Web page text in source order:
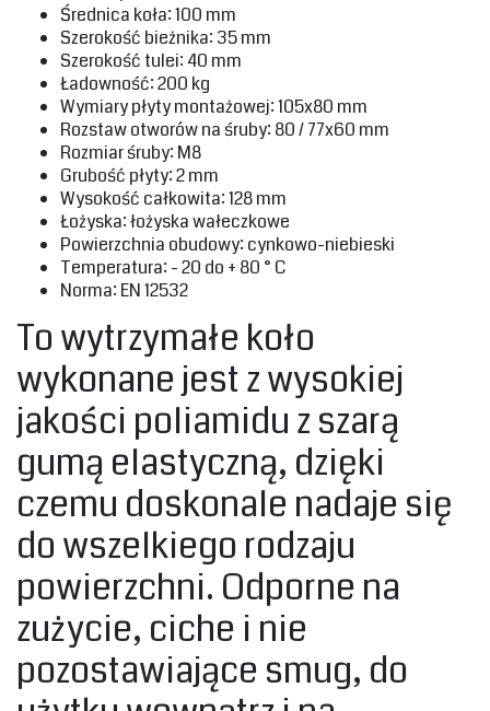
‎Średnica koła: 100 mm‎
‎Szerokość bieżnika: 35 mm‎
‎Szerokość tulei: 40 mm‎
‎Ładowność: 200 kg‎
‎Wymiary płyty montażowej: 105x80 mm‎
‎Rozstaw otworów na śruby: 80 / 77x60 mm‎
‎Rozmiar śruby: M8‎
‎Grubość płyty: 2 mm‎
‎Wysokość całkowita: 128 mm‎
‎Łożyska: łożyska wałeczkowe‎
‎Powierzchnia obudowy: cynkowo-niebieski‎
‎Temperatura: - 20 do + 80 ° C‎
Norma: EN 12532‎
To wytrzymałe koło
wykonane jest z wysokiej
jakości poliamidu z szarą
gumą elastyczną, dzięki
czemu doskonale nadaje się
do wszelkiego rodzaju
powierzchni. Odporne na
zużycie, ciche i nie
pozostawiające smug, do